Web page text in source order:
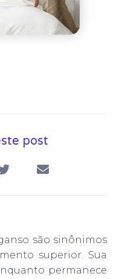
post
são sinônimos
superior. Sua
permanece